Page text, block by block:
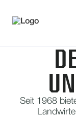
Seit 1968